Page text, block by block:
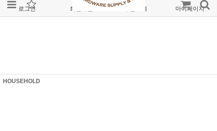
로그인 회원가입 주문조회 마이페이지
HOUSEHOLD